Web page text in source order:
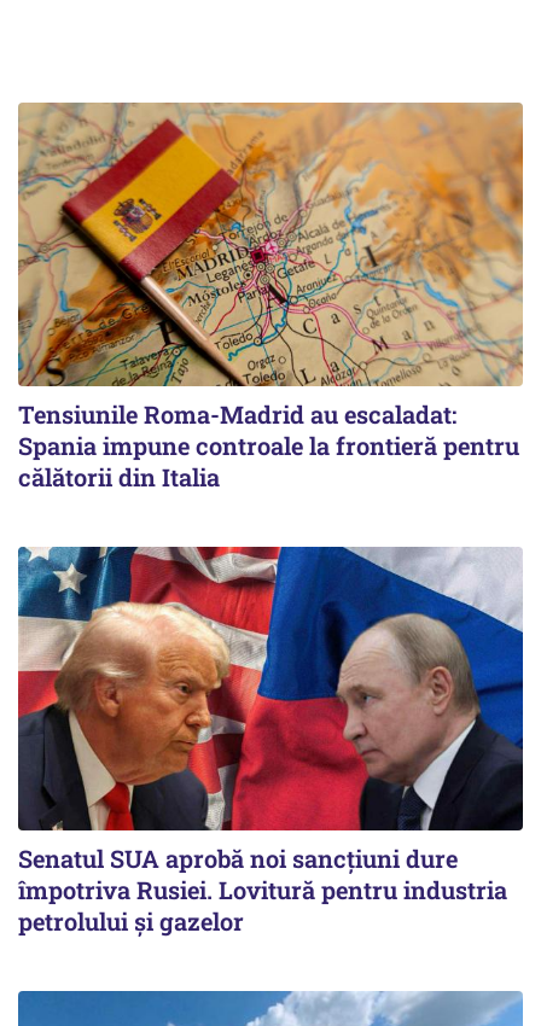
Tensiunile Roma-Madrid au escaladat:
Spania impune controale la frontieră pentru
călătorii din Italia
Senatul SUA aprobă noi sancțiuni dure
împotriva Rusiei. Lovitură pentru industria
petrolului și gazelor